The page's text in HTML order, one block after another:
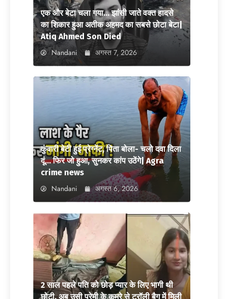
एक और बेटा चला गया… झांसी जाते वक्त हादसे
का शिकार हुआ अतीक अहमद का सबसे छोटा बेटा|
Atiq Ahmed Son Died
Nandani अगस्त 7, 2026
कुंवारी बेटी हुई प्रेग्नेंट, पिता बोला- चलो दवा दिला
दूं… फिर जो हुआ, सुनकर कांप उठेंगे| Agra
crime news
Nandani अगस्त 6, 2026
2 साल पहले पति को छोड़ प्यार के लिए भागी थी
छोटी, अब उसी प्रेमी के कमरे से ट्रॉली बैग में मिली